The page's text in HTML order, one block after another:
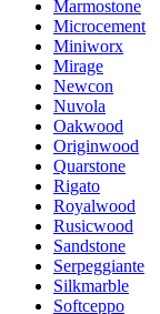
Marmostone
Microcement
Miniworx
Mirage
Newcon
Nuvola
Oakwood
Originwood
Quarstone
Rigato
Royalwood
Rusicwood
Sandstone
Serpeggiante
Silkmarble
Softceppo